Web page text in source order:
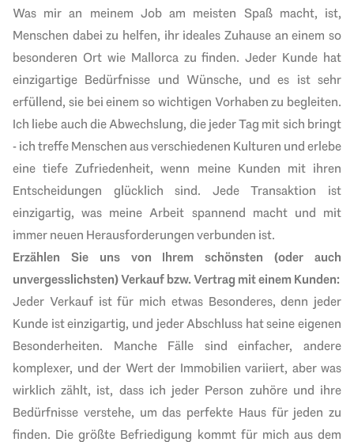
Was mir an meinem Job am meisten Spaß macht, ist,
Menschen dabei zu helfen, ihr ideales Zuhause an einem so
besonderen Ort wie Mallorca zu finden. Jeder Kunde hat
einzigartige Bedürfnisse und Wünsche, und es ist sehr
erfüllend, sie bei einem so wichtigen Vorhaben zu begleiten.
Ich liebe auch die Abwechslung, die jeder Tag mit sich bringt
- ich treffe Menschen aus verschiedenen Kulturen und erlebe
eine tiefe Zufriedenheit, wenn meine Kunden mit ihren
Entscheidungen glücklich sind. Jede Transaktion ist
einzigartig, was meine Arbeit spannend macht und mit
immer neuen Herausforderungen verbunden ist.
Erzählen Sie uns von Ihrem schönsten (oder auch
unvergesslichsten) Verkauf bzw. Vertrag mit einem Kunden:
Jeder Verkauf ist für mich etwas Besonderes, denn jeder
Kunde ist einzigartig, und jeder Abschluss hat seine eigenen
Besonderheiten. Manche Fälle sind einfacher, andere
komplexer, und der Wert der Immobilien variiert, aber was
wirklich zählt, ist, dass ich jeder Person zuhöre und ihre
Bedürfnisse verstehe, um das perfekte Haus für jeden zu
finden. Die größte Befriedigung kommt für mich aus dem